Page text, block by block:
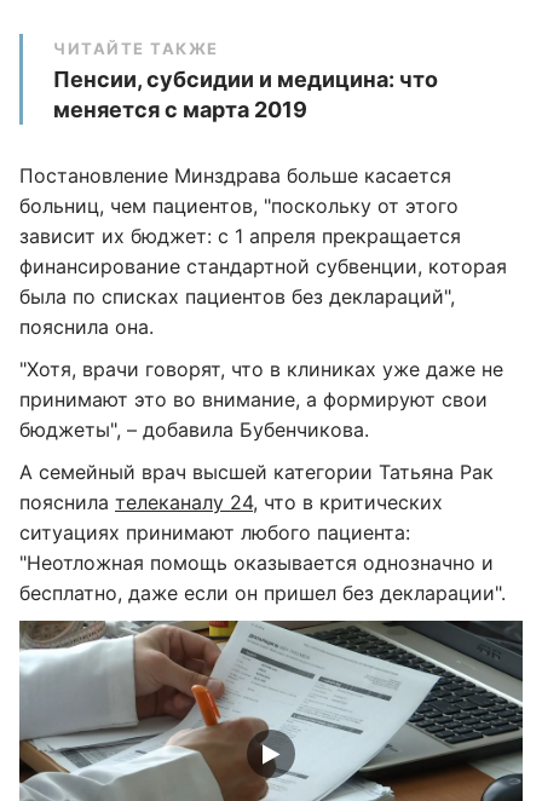
ЧИТАЙТЕ ТАКЖЕ
Пенсии, субсидии и медицина: что
меняется с марта 2019
Постановление Минздрава больше касается
больниц, чем пациентов, "поскольку от этого
зависит их бюджет: с 1 апреля прекращается
финансирование стандартной субвенции, которая
была по списках пациентов без деклараций",
пояснила она.
"Хотя, врачи говорят, что в клиниках уже даже не
принимают это во внимание, а формируют свои
бюджеты", – добавила Бубенчикова.
А семейный врач высшей категории Татьяна Рак
пояснила телеканалу 24, что в критических
ситуациях принимают любого пациента:
"Неотложная помощь оказывается однозначно и
бесплатно, даже если он пришел без декларации".